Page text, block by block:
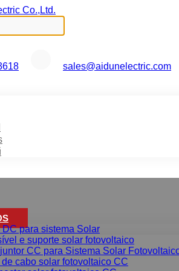
sales@aidunelectric.com
DC para sistema Solar
e suporte solar fotovoltaico
CC para Sistema Solar
de cabo solar fotovoltaico CC